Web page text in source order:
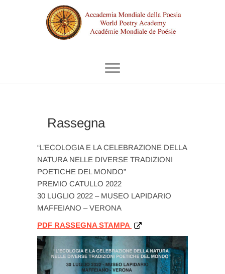
POESIA
Rassegna
“L’ECOLOGIA E LA CELEBRAZIONE DELLA
NATURA NELLE DIVERSE TRADIZIONI
POETICHE DEL MONDO”
PREMIO CATULLO 2022
30 LUGLIO 2022 – MUSEO LAPIDARIO
MAFFEIANO – VERONA
PDF RASSEGNA STAMPA